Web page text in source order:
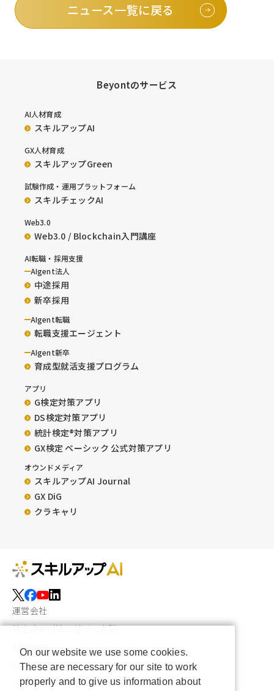
ニュース一覧に戻る
Beyontのサービス
AI人材育成
スキルアップAI
GX人材育成
スキルアップGreen
試験作成・運用プラットフォーム
スキルチェックAI
Web3.0
Web3.0 / Blockchain入門講座
AI転職・採用支援
AIgent法人
中途採用
新卒採用
AIgent転職
転職支援エージェント
AIgent新卒
育成型就活支援プログラム
アプリ
G検定対策アプリ
DS検定対策アプリ
統計検定®︎対策アプリ
GX検定 ベーシック 公式対策アプリ
オウンドメディア
スキルアップAI Journal
GX DiG
クラキャリ
運営会社
特定商取引法に基づく表記
利用規約
FAQ
プライバシーポリシー
On our website we use some cookies.
These are necessary for our site to work
properly and to give us information about